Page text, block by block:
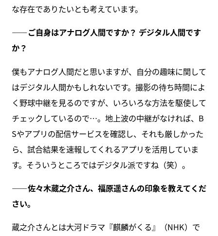
な存在でありたいとも考えています。
――ご自身はアナログ人間ですか？ デジタル人間です
か？
僕もアナログ人間だと思いますが、自分の趣味に関して
はデジタル人間かもしれないです。撮影の待ち時間によ
く野球中継を見るのですが、いろいろな方法を駆使して
チェックしているので…。地上波の中継がなければ、B
Sやアプリの配信サービスを確認し、それも厳しかった
ら、試合結果を速報してくれるアプリを活用していま
す。そういうところではデジタル派ですね（笑）。
――佐々木蔵之介さん、福原遥さんの印象を教えてくだ
さい。
蔵之介さんとは大河ドラマ『麒麟がくる』（NHK）で